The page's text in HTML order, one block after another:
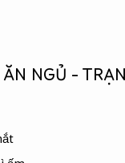
NGỦ –